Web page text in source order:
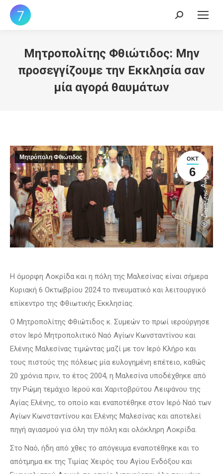
Search:
Μητροπολίτης Φθιώτιδος: Μην
προσεγγίζουμε την Εκκλησία σαν
μία αγορά θαυμάτων
ΟΚΤ
6
Μητρόπολη Φθιώτιδος
Η όμορφη Λοκρίδα και η πόλη της Μαλεσίνας είναι σήμερα
Κυριακή 6 Οκτωβρίου 2024 το πνευματικό και λειτουργικό
επίκεντρο της Φθιωτικής Εκκλησίας.
Ο Μητροπολίτης Φθιώτιδος κ. Συμεών το πρωί ιερούργησε
στον Ιερό Μητροπολιτικό Ναό Αγίων Κωνσταντίνου και
Ελένης Μαλεσίνας τιμώντας μαζί με τον Ιερό Κλήρο και
τους πιστούς της πόλεως μία ευλογημένη επέτειο, καθώς
20 χρόνια πριν, το έτος 2004, η Μαλεσίνα υποδέχθηκε από
την Ρώμη τεμάχιο Ιερού και Χαριτοβρύτου Λειψάνου της
Αγίας Ελένης, το οποίο και εναποτέθηκε στον Ιερό Ναό των
Αγίων Κωνσταντίνου και Ελένης Μαλεσίνας και αποτελεί
πηγή αγιασμού για όλη την πόλη και ολόκληρη Λοκρίδα.
Στο Ναό, ήδη από χθες το απόγευμα εναποτέθηκε και το
απότμημα εκ της Τιμίας Χειρός του Αγίου Ενδόξου και